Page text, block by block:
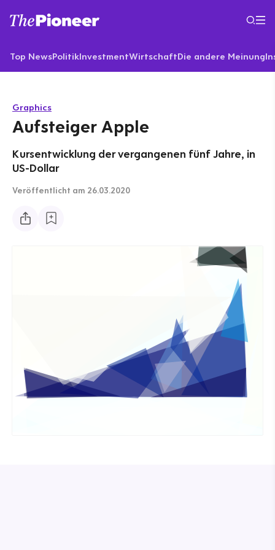
Top NewsPolitikInvestmentWirtschaftDie andere Meinung
Graphics
Aufsteiger Apple
Kursentwicklung der vergangenen fünf Jahre, in
US-Dollar
Veröffentlicht am 26.03.2020